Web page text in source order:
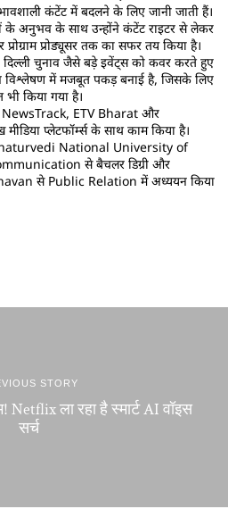
कंटेंट में बदलने के लिए जानी जाती हैं।
के अनुभव के साथ उन्होंने कंटेंट राइटर से लेकर
प्रोड्यूसर तक का सफर तय किया है।
दिल्ली चुनाव जैसे बड़े इवेंट्स को कवर करते हुए
विश्लेषण में मजबूत पकड़ बनाई है, जिसके लिए
भी किया गया है।
NewsTrack, ETV Bharat और
प्लेटफॉर्म्स के साथ काम किया है।
National University of
से बैचलर डिग्री और
से Public Relation में अध्ययन किया
STORY
Netflix ला रहा है स्मार्ट AI वॉइस
सर्च